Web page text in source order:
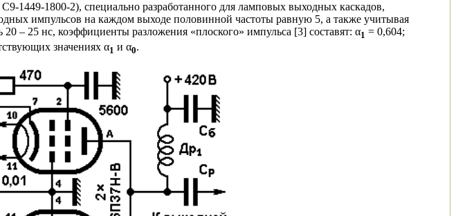
1449-1800-2), специально разработанного для ламповых выходных каскадов,
импульсов на каждом выходе половинной частоты равную 5, а также учитывая
– 25 нс, коэффициенты разложения «плоского» импульса [3] составят: α1 = 0,604;
значениях α1 и α0.